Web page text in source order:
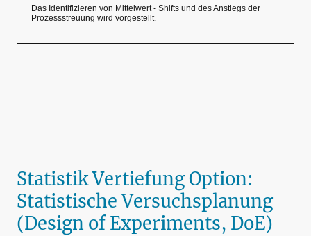
Das Identifizieren von Mittelwert - Shifts und des Anstiegs der
Prozessstreuung wird vorgestellt.
Statistik Vertiefung Option:
Statistische Versuchsplanung
(Design of Experiments, DoE)